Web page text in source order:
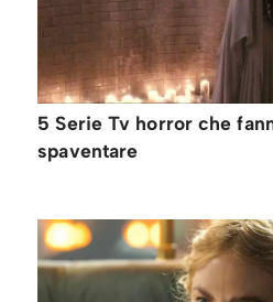
5 Serie Tv horror che
spaventare